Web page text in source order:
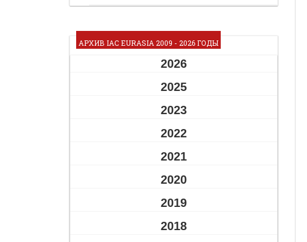
АРХИВ IAC EURASIA 2009 - 2026 ГОДЫ
2026
2025
2023
2022
2021
2020
2019
2018